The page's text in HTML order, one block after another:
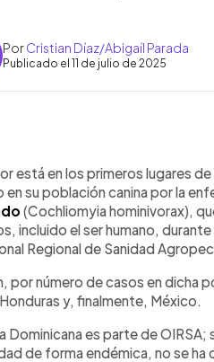
PorCristian Díaz/Abigaíl Parada
Publicado el 11 de julio de 2025
Escuchar artículo
está en los primeros lugares
su población canina por la
(Cochliomyia hominivorax),
incluido el ser humano,
Regional de Sanidad
por número de casos en dicha
y, finalmente, México.
Dominicana es parte de OIRSA;
de forma endémica, no se ha